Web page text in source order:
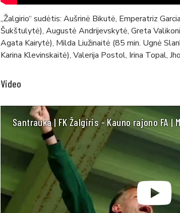
„Žalgirio“ sudėtis: Aušrinė Bikutė, Emperatriz
Šukštulytė), Augustė Andrijevskytė, Greta
Agata Kairytė), Milda Liužinaitė (85 min. Ugnė
Karina Klevinskaitė), Valerija Postol, Irina Topal,
Video
Santrauka | FK Žalgiris - Kauno rajono FA |